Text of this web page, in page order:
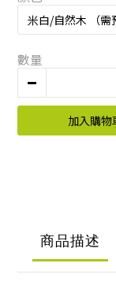
數量
加入購物
商品描述